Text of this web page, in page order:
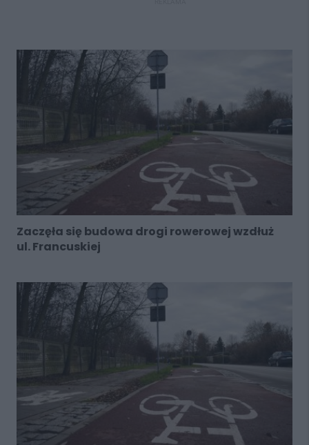
Zaczęła się budowa drogi rowerowej wzdłuż
ul. Francuskiej